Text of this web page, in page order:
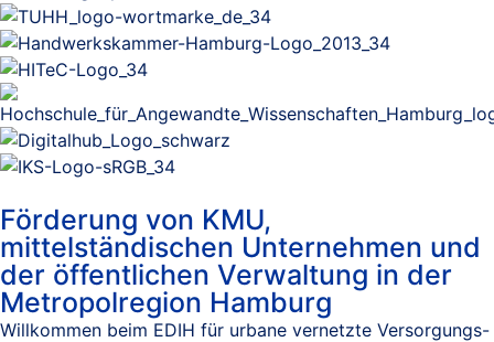
Förderung von KMU,
mittelständischen Unternehmen und
der öffentlichen Verwaltung in der
Metropolregion Hamburg
Willkommen beim EDIH für urbane vernetzte Versorgungs-